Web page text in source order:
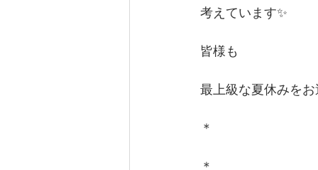
考えています✨
皆様も
最上級な夏休みをお
＊
＊